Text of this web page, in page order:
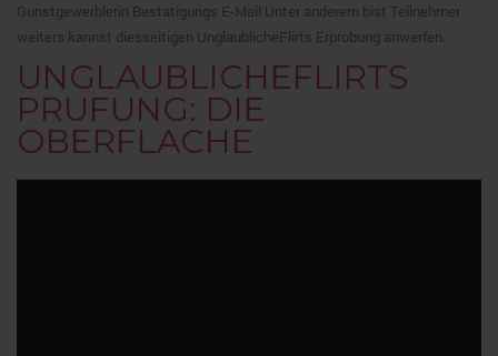
Gunstgewerblerin Bestatigungs E-Mail Unter anderem bist Teilnehmer
weiters kannst diesseitigen UnglaublicheFlirts Erprobung anwerfen.
UNGLAUBLICHEFLIRTS
PRUFUNG: DIE
OBERFLACHE